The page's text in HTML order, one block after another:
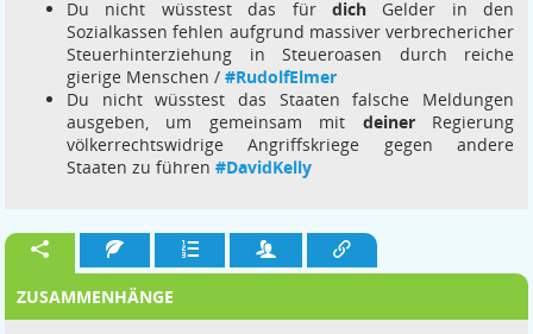
Du nicht wüsstest das für dichGelder in den
Sozialkassen fehlen aufgrund massiver verbrechericher
Steuerhinterziehung in Steueroasen durch reiche
gierige Menschen / #RudolfElmer
Du nicht wüsstest das Staaten falsche Meldungen
ausgeben, um gemeinsam mit deinerRegierung
völkerrechtswidrige Angriffskriege gegen andere
Staaten zu führen #DavidKelly
ZUSAMMENHÄNGE